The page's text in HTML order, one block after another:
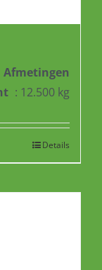
Afmetingen
: 12.500 kg
Details